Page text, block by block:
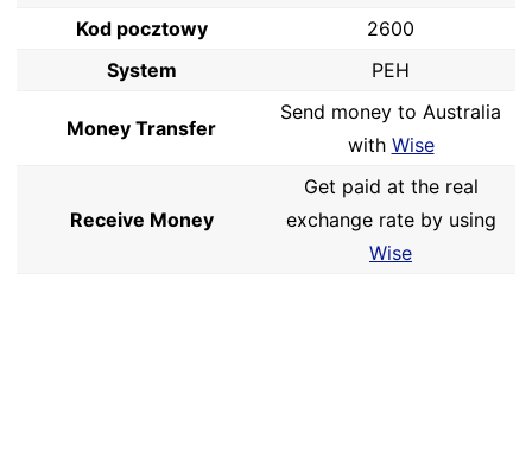
Kod pocztowy
2600
System
PEH
Money Transfer
Send money to Australia
with Wise
Receive Money
Get paid at the real
exchange rate by using
Wise